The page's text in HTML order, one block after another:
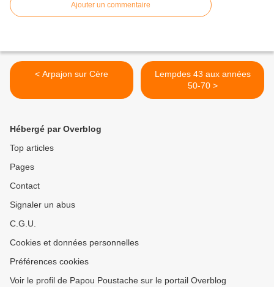
Ajouter un commentaire
< Arpajon sur Cère
Lempdes 43 aux années
50-70 >
Hébergé par Overblog
Top articles
Pages
Contact
Signaler un abus
C.G.U.
Cookies et données personnelles
Préférences cookies
Voir le profil de Papou Poustache sur le portail Overblog